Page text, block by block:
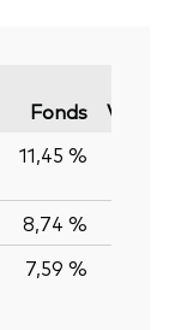
Fonds
11,45 %
8,74 %
7,59 %